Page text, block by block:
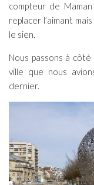
compteur de
replacer l’aimant
le sien.
Nous passons à
ville que nous
dernier.